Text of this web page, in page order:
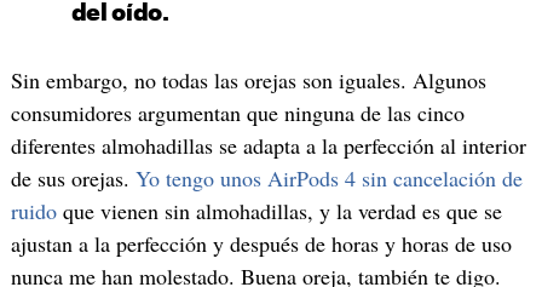
del oído.
Sin embargo, no todas las orejas son iguales. Algunos
consumidores argumentan que ninguna de las cinco
diferentes almohadillas se adapta a la perfección al interior
de sus orejas. Yo tengo unos AirPods 4 sin cancelación de
ruidoque vienen sin almohadillas, y la verdad es que se
ajustan a la perfección y después de horas y horas de uso
nunca me han molestado. Buena oreja, también te digo.